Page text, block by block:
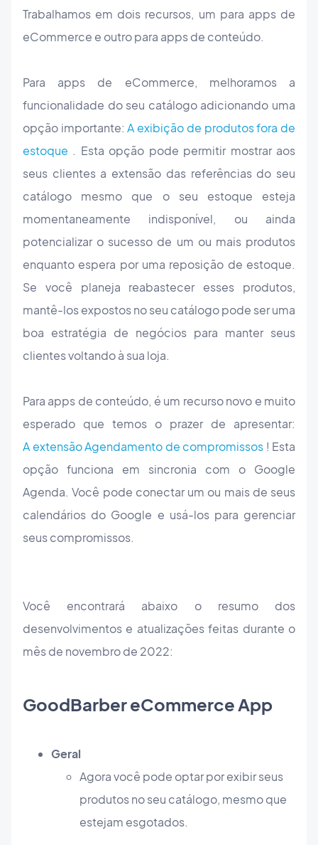
Trabalhamos em dois recursos, um para apps de
eCommerce e outro para apps de conteúdo.
Para apps de eCommerce, melhoramos a
funcionalidade do seu catálogo adicionando uma
opção importante:A exibição de produtos fora de
estoque . Esta opção pode permitir mostrar aos
seus clientes a extensão das referências do seu
catálogo mesmo que o seu estoque esteja
momentaneamente indisponível, ou ainda
potencializar o sucesso de um ou mais produtos
enquanto espera por uma reposição de estoque.
Se você planeja reabastecer esses produtos,
mantê-los expostos no seu catálogo pode ser uma
boa estratégia de negócios para manter seus
clientes voltando à sua loja.
Para apps de conteúdo, é um recurso novo e muito
esperado que temos o prazer de apresentar:
A extensão Agendamento de compromissos ! Esta
opção funciona em sincronia com o Google
Agenda. Você pode conectar um ou mais de seus
calendários do Google e usá-los para gerenciar
seus compromissos.
Você encontrará abaixo o resumo dos
desenvolvimentos e atualizações feitas durante o
mês de novembro de 2022:
GoodBarber eCommerce App
Geral
Agora você pode optar por exibir seus
produtos no seu catálogo, mesmo que
estejam esgotados.